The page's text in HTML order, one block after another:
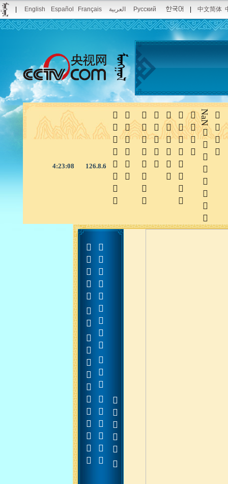
English Español Français العربية Русский 中文简体
4:23:08 126.8.6 
 
NaN



























































 